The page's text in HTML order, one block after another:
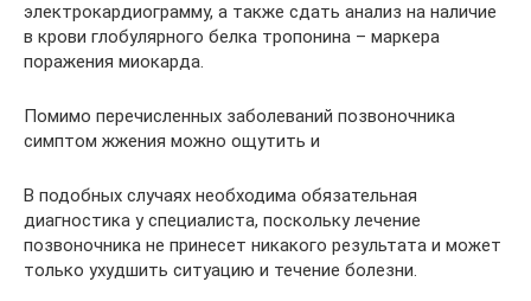
электрокардиограмму, а также сдать анализ на наличие
в крови глобулярного белка тропонина – маркера
поражения миокарда.
Помимо перечисленных заболеваний позвоночника
симптом жжения можно ощутить и
В подобных случаях необходима обязательная
диагностика у специалиста, поскольку лечение
позвоночника не принесет никакого результата и может
только ухудшить ситуацию и течение болезни.